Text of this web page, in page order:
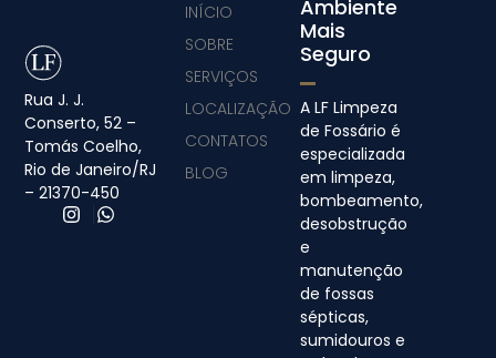
Rua J. J.
Conserto, 52 –
Tomás Coelho,
Rio de Janeiro/RJ
– 21370-450
Ambiente
Mais
Seguro
A LF Limpeza
de Fossário é
especializada
em limpeza,
bombeamento,
desobstrução
e
manutenção
de fossas
sépticas,
sumidouros e
INÍCIO
SOBRE
SERVIÇOS
LOCALIZAÇÃO
CONTATOS
BLOG